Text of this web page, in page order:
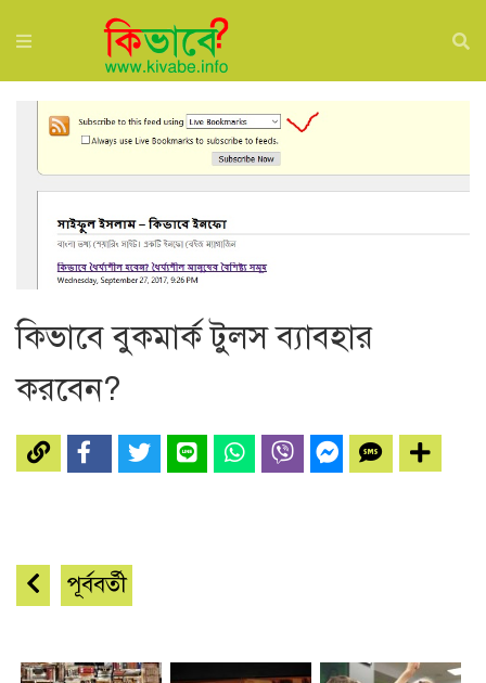
কিভাবে বুকমার্ক টুলস ব্যাবহার
করবেন?
পূর্ববর্তী